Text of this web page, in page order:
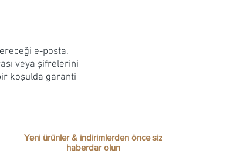
e-posta,
veya şifrelerini
koşulda garanti
Yeni ürünler & indirimlerden önce siz
haberdar olun